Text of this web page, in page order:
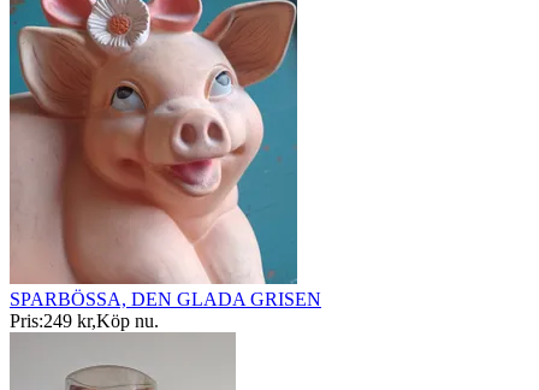
SPARBÖSSA, DEN GLADA GRISEN
Pris:249 kr,Köp nu.